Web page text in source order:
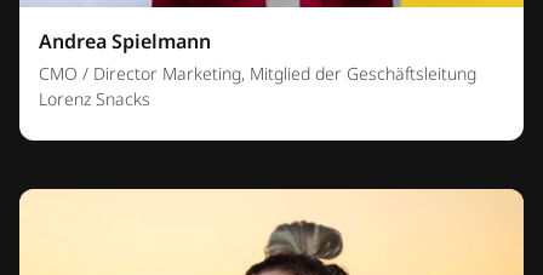
Andrea Spielmann
CMO / Director Marketing, Mitglied der Geschäftsleitung
Lorenz Snacks